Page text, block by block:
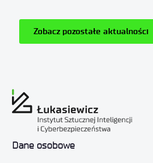
Zobacz pozostałe aktualności
Dane osobowe